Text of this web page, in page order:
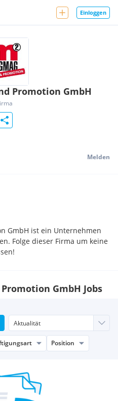
Einloggen
Promotion GmbH
Melden
GmbH ist ein Unternehmen
Folge dieser Firma um keine
GmbH Jobs
Position